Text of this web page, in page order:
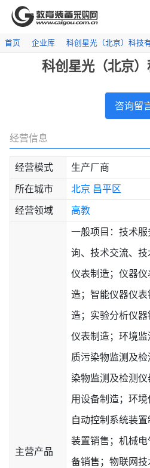
首页 企业库 科创星光（北京）科技
科创星光（北京）
咨询留
经营信息
经营模式 生产厂商
所在城市 北京 昌平区
经营领域 高教
主营产品
一般项目：技术
询、技术交流、
仪表制造；仪器仪
造；智能仪器仪表
造；实验分析仪
仪表制造；环境
质污染物监测及
染物监测及检测
用设备制造；环
自动控制系统装
装置销售；机械
备销售；物联网技